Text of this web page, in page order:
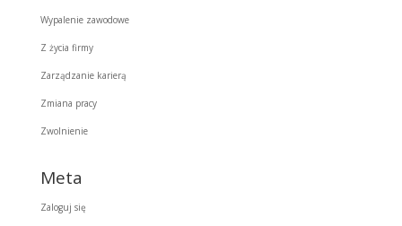
Wypalenie zawodowe
Z życia firmy
Zarządzanie karierą
Zmiana pracy
Zwolnienie
Meta
Zaloguj się